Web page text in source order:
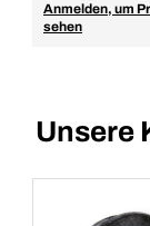
Anmelden, um
sehen
Unsere